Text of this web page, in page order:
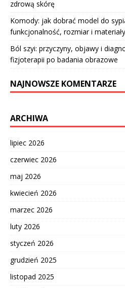
zdrową skórę
Komody: jak dobrać model do
funkcjonalność, rozmiar i materiały
Ból szyi: przyczyny, objawy i
fizjoterapii po badania obrazowe
NAJNOWSZE KOMENTARZE
ARCHIWA
lipiec 2026
czerwiec 2026
maj 2026
kwiecień 2026
marzec 2026
luty 2026
styczeń 2026
grudzień 2025
listopad 2025